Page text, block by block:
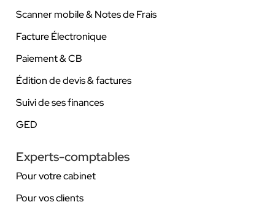
Scanner mobile & Notes de Frais
Facture Électronique
Paiement & CB
Édition de devis & factures
Suivi de ses finances
GED
Experts-comptables
Pour votre cabinet
Pour vos clients